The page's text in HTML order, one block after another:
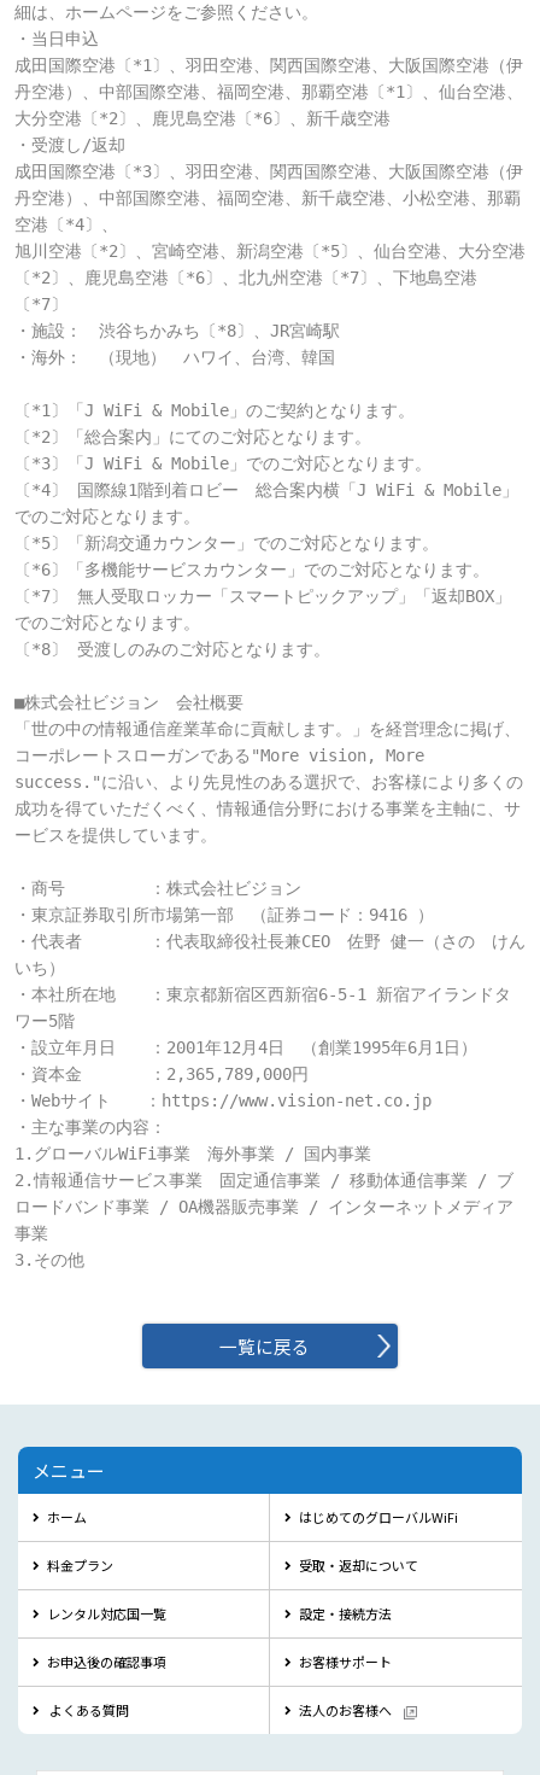
細は、ホームページをご参照ください。
・当日申込
成田国際空港〔*1〕、羽田空港、関西国際空港、大阪国際空港（伊
丹空港）、中部国際空港、福岡空港、那覇空港〔*1〕、仙台空港、
大分空港〔*2〕、鹿児島空港〔*6〕、新千歳空港
・受渡し/返却
成田国際空港〔*3〕、羽田空港、関西国際空港、大阪国際空港（伊
丹空港）、中部国際空港、福岡空港、新千歳空港、小松空港、那覇
空港〔*4〕、
旭川空港〔*2〕、宮崎空港、新潟空港〔*5〕、仙台空港、大分空港
〔*2〕、鹿児島空港〔*6〕、北九州空港〔*7〕、下地島空港
〔*7〕
・施設：　渋谷ちかみち〔*8〕、JR宮崎駅
・海外：　（現地）　ハワイ、台湾、韓国
〔*1〕「J WiFi & Mobile」のご契約となります。
〔*2〕「総合案内」にてのご対応となります。
〔*3〕「J WiFi & Mobile」でのご対応となります。
〔*4〕 国際線1階到着ロビー　総合案内横「J WiFi & Mobile」
でのご対応となります。
〔*5〕「新潟交通カウンター」でのご対応となります。
〔*6〕「多機能サービスカウンター」でのご対応となります。
〔*7〕 無人受取ロッカー「スマートピックアップ」「返却BOX」
でのご対応となります。
〔*8〕 受渡しのみのご対応となります。
■株式会社ビジョン　会社概要
「世の中の情報通信産業革命に貢献します。」を経営理念に掲げ、
コーポレートスローガンである"More vision, More
success."に沿い、より先見性のある選択で、お客様により多くの
成功を得ていただくべく、情報通信分野における事業を主軸に、サ
ービスを提供しています。
・商号　　　　　：株式会社ビジョン
・東京証券取引所市場第一部　（証券コード：9416 ）
・代表者　　　　：代表取締役社長兼CEO　佐野 健一（さの　けん
いち）
・本社所在地　　：東京都新宿区西新宿6-5-1 新宿アイランドタ
ワー5階
・設立年月日　　：2001年12月4日　（創業1995年6月1日）
・資本金　　　　：2,365,789,000円
・Webサイト　　：https://www.vision-net.co.jp
・主な事業の内容：
1.グローバルWiFi事業　海外事業 / 国内事業
2.情報通信サービス事業　固定通信事業 / 移動体通信事業 / ブ
ロードバンド事業 / OA機器販売事業 / インターネットメディア
事業
3.その他
一覧に戻る
メニュー
ホーム はじめてのグローバルWiFi
料金プラン 受取・返却について
レンタル対応国一覧 設定・接続方法
お申込後の確認事項 お客様サポート
よくある質問 法人のお客様へ